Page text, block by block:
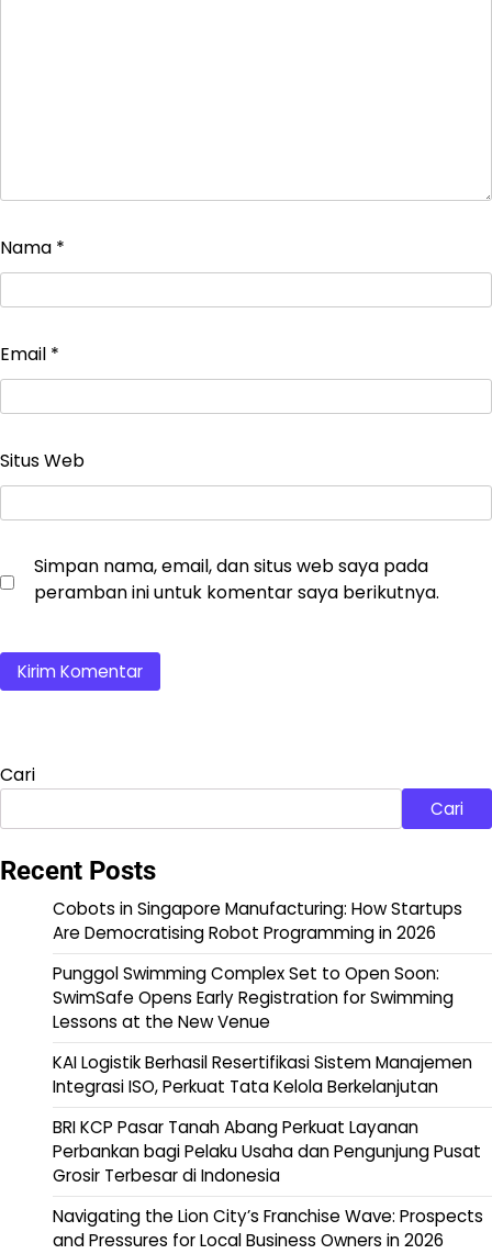
Nama *
Email *
Situs Web
Simpan nama, email, dan situs web saya pada
peramban ini untuk komentar saya berikutnya.
Cari
Cari
Recent Posts
Cobots in Singapore Manufacturing: How Startups
Are Democratising Robot Programming in 2026
Punggol Swimming Complex Set to Open Soon:
SwimSafe Opens Early Registration for Swimming
Lessons at the New Venue
KAI Logistik Berhasil Resertifikasi Sistem Manajemen
Integrasi ISO, Perkuat Tata Kelola Berkelanjutan
BRI KCP Pasar Tanah Abang Perkuat Layanan
Perbankan bagi Pelaku Usaha dan Pengunjung Pusat
Grosir Terbesar di Indonesia
Navigating the Lion City’s Franchise Wave: Prospects
and Pressures for Local Business Owners in 2026